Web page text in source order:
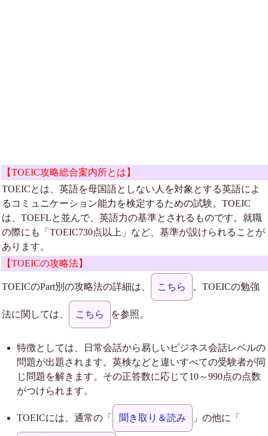
【TOEIC攻略総合案内所とは】
TOEICとは、英語を母国語としない人を対象とする英語によ
るコミュニケーション能力を検定するための試験。TOEIC
は、TOEFLと並んで、英語力の基準とされるものです。就職
の際にも「TOEIC730点以上」など、基準が設けられることが
あります。
【TOEICの攻略法】
TOEICのPart別の攻略法の詳細は、 こちら 。TOEICの勉強
法に関しては、 こちら を参照。
特徴としては、日常会話から易しいビジネス会話レベルの
問題が出題されます。英検などと違いすべての受験者が同
じ問題を解きます。その正答数に応じて10～990点の点数
がつけられます。
TOEICには、通常の「 聞き取り＆読み 」の他に「